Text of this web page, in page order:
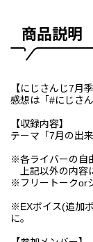
商品説明
【にじさんじ7月
感想は「#にじさ
【収録内容】
テーマ「7月の出来
※各ライバーの自
上記以外の内容
※フリートークor
※EXボイス(追加
に。